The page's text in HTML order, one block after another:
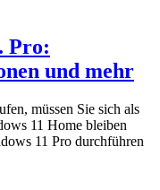
Pro:
und mehr
müssen Sie sich als
11 Home bleiben
11 Pro durchführen